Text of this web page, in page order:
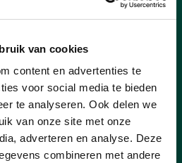
van cookies
content en advertenties te
voor social media te bieden
te analyseren. Ook delen we
van onze site met onze
adverteren en analyse. Deze
combineren met andere
in de provincie
tussendoortjes
Oog voor Lekkers, toch
Mien Van Olmen op
bij te steken.
MIEN VAN OLMEN